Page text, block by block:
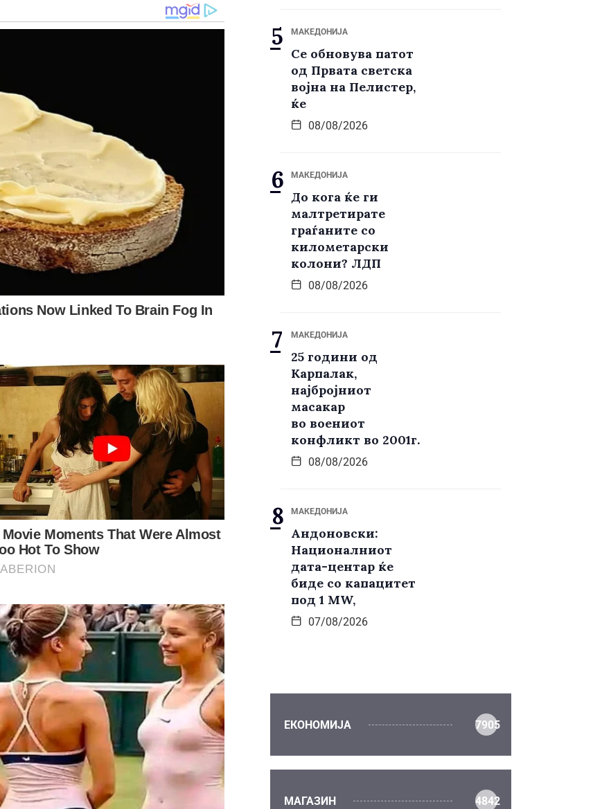
МАКЕДОНИЈА
Се обновува патот
од Првата светска
војна на Пелистер,
ќе
08/08/2026
МАКЕДОНИЈА
До кога ќе ги
малтретирате
граѓаните со
километарски
колони? ЛДП
08/08/2026
МАКЕДОНИЈА
25 години од
Карпалак,
најбројниот
масакар
во воениот
конфликт во 2001г.
08/08/2026
МАКЕДОНИЈА
Андоновски:
Националниот
дата-центар ќе
биде со капацитет
под 1 MW,
07/08/2026
ЕКОНОМИЈА 7905
МАГАЗИН 4842